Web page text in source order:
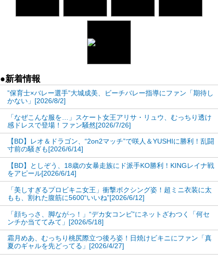
●新着情報
”保育士×バレー選手”大城成美、ビーチバレー指導にファン「期待し
かない」[2026/8/2]
「なぜこんな服を…」スケート女王アリサ・リュウ、むっちり透け
感ドレスで登場！ファン騒然[2026/7/26]
【BD】レオ＆ドラゴン、“2on2マッチ”で咲人＆YUSHIに勝利！乱闘
寸前の騒ぎも[2026/6/14]
【BD】としぞう、18歳の女暴走族にド派手KO勝利！KINGレイナ戦
をアピール[2026/6/14]
「美しすぎるプロビキニ女王」衝撃ボクシング姿！超ミニ衣装に太
もも、割れた腹筋に5600“いいね”[2026/6/12]
「顔ちっさ、脚ながっ！」“デカ女コンビ”にネットざわつく「何セ
ンチか当ててみて」[2026/5/18]
霜月めあ、むっちり桃尻際立つ後ろ姿！日焼けビキニにファン「真
夏のギャルを先どってる」[2026/4/27]